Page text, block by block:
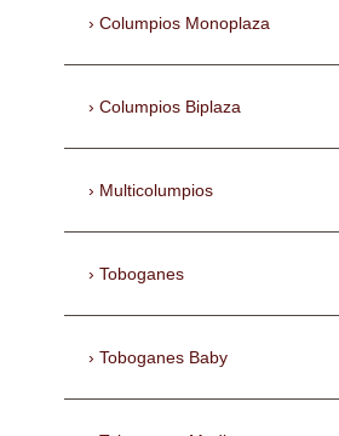
Columpios Monoplaza
Columpios Biplaza
Multicolumpios
Toboganes
Toboganes Baby